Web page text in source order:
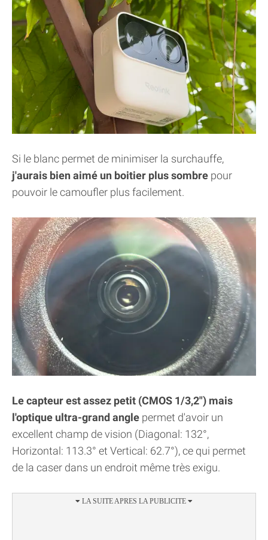
Si le blanc permet de minimiser la surchauffe,
j'aurais bien aimé un boitier plus sombre pour
pouvoir le camoufler plus facilement.
Le capteur est assez petit (CMOS 1/3,2") mais
l'optique ultra-grand angle permet d'avoir un
excellent champ de vision (Diagonal: 132°,
Horizontal: 113.3° et Vertical: 62.7°), ce qui permet
de la caser dans un endroit même très exigu.